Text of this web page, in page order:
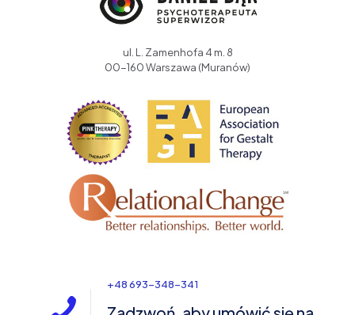
ul. L. Zamenhofa 4 m. 8
00-160 Warszawa (Muranów)
+48 693-348-341